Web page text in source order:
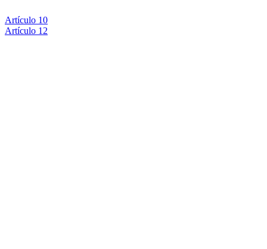
Artículo 10
Artículo 12